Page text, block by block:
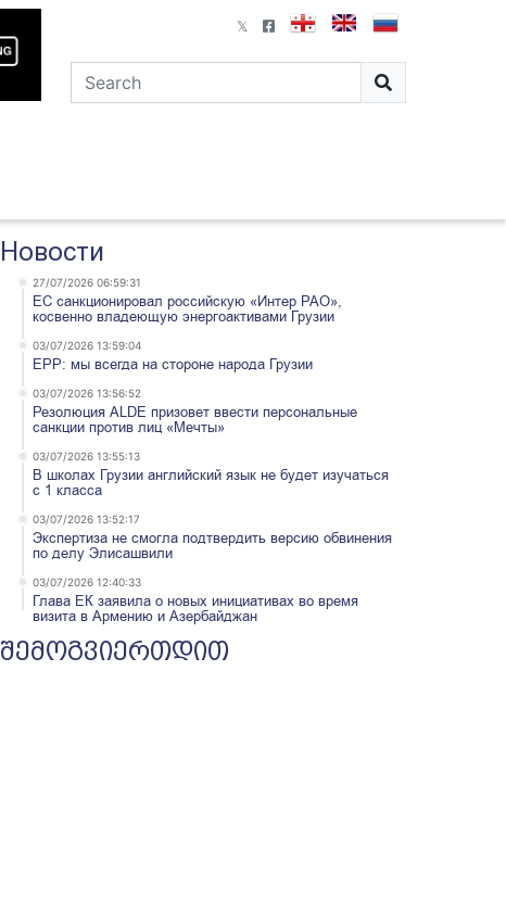
Новости
27/07/2026 06:59:31
ЕС санкционировал российскую «Интер РАО»,
косвенно владеющую энергоактивами Грузии
03/07/2026 13:59:04
EPP: мы всегда на стороне народа Грузии
03/07/2026 13:56:52
Резолюция ALDE призовет ввести персональные
санкции против лиц «Мечты»
03/07/2026 13:55:13
В школах Грузии английский язык не будет изучаться
с 1 класса
03/07/2026 13:52:17
Экспертиза не смогла подтвердить версию обвинения
по делу Элисашвили
03/07/2026 12:40:33
Глава ЕК заявила о новых инициативах во время
визита в Армению и Азербайджан
შემოგვიერთდით